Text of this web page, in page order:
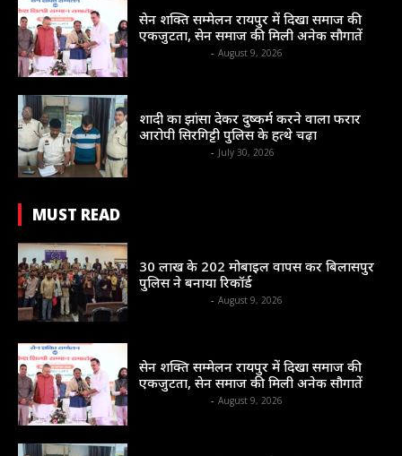
सेन शक्ति सम्मेलन रायपुर में दिखा समाज की
एकजुटता, सेन समाज की मिली अनेक सौगातें
- August 9, 2026
शादी का झांसा देकर दुष्कर्म करने वाला फरार
आरोपी सिरगिट्टी पुलिस के हत्थे चढ़ा
- July 30, 2026
MUST READ
30 लाख के 202 मोबाइल वापस कर बिलासपुर
पुलिस ने बनाया रिकॉर्ड
- August 9, 2026
सेन शक्ति सम्मेलन रायपुर में दिखा समाज की
एकजुटता, सेन समाज की मिली अनेक सौगातें
- August 9, 2026